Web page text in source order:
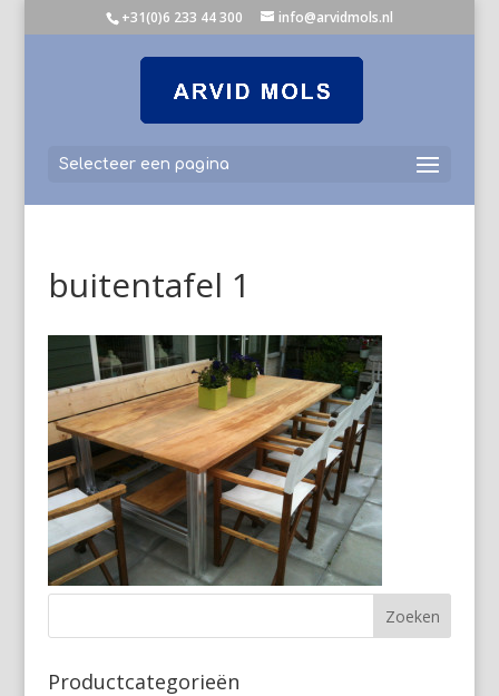
+31(0)6 233 44 300 info@arvidmols.nl
Selecteer een pagina
buitentafel 1
Productcategorieën